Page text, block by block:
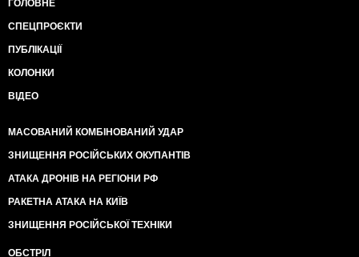
ГОЛОВНЕ
СПЕЦПРОЄКТИ
ПУБЛІКАЦІЇ
КОЛОНКИ
ВІДЕО
МАСОВАНИЙ КОМБІНОВАНИЙ УДАР
ЗНИЩЕННЯ РОСІЙСЬКИХ ОКУПАНТІВ
АТАКА ДРОНІВ НА РЕГІОНИ РФ
РАКЕТНА АТАКА НА КИЇВ
ЗНИЩЕННЯ РОСІЙСЬКОЇ ТЕХНІКИ
ОБСТРІЛ